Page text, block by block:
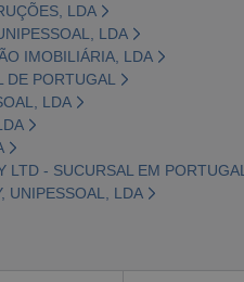
LDA
LDA
IMOBILIÁRIA, LDA
DE PORTUGAL
LDA
LTD - SUCURSAL EM PORTUGAL
UNIPESSOAL, LDA